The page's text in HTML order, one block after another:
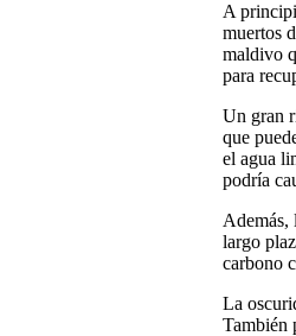
A
muertos
maldivo
para
Un gran
que
el agua
podría
Además,
largo
carbono
La
También